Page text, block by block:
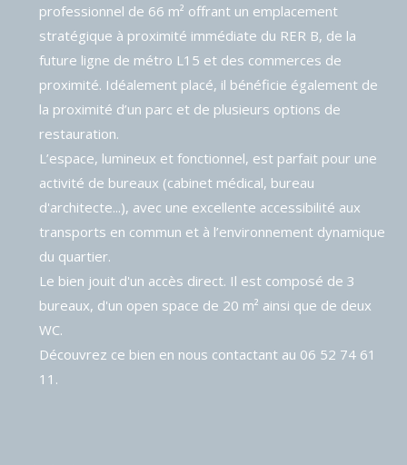
professionnel de 66 m² offrant un emplacement
stratégique à proximité immédiate du RER B, de la
future ligne de métro L15 et des commerces de
proximité. Idéalement placé, il bénéficie également de
la proximité d’un parc et de plusieurs options de
restauration.
L’espace, lumineux et fonctionnel, est parfait pour une
activité de bureaux (cabinet médical, bureau
d'architecte...), avec une excellente accessibilité aux
transports en commun et à l’environnement dynamique
du quartier.
Le bien jouit d'un accès direct. Il est composé de 3
bureaux, d'un open space de 20 m² ainsi que de deux
WC.
Découvrez ce bien en nous contactant au 06 52 74 61
11.